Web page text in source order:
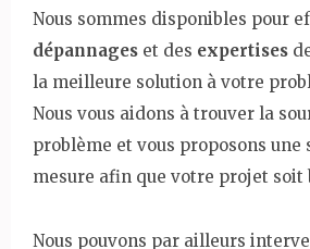
Nous sommes disponibles pour
dépannages et des expertises
la meilleure solution à votre
Nous vous aidons à trouver la
problème et vous proposons une
mesure afin que votre projet soit
Nous pouvons par ailleurs